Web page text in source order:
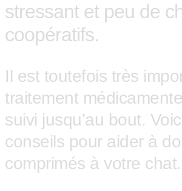
stressant et peu de
coopératifs.
Il est toutefois très
traitement
suivi jusqu’au bout.
conseils pour aider à
comprimés à votre chat.